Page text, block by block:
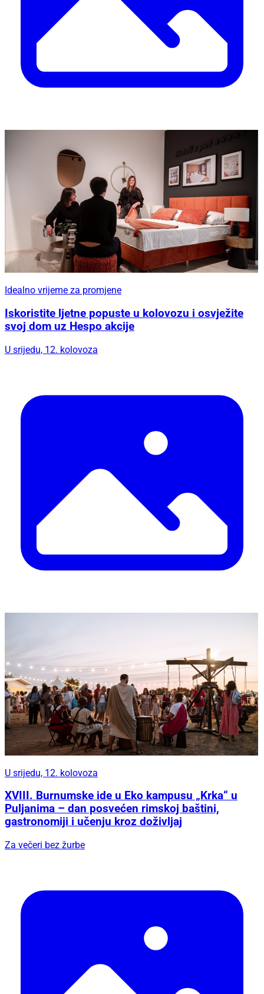
Idealno vrijeme za promjene
Iskoristite ljetne popuste u kolovozu i osvježite
svoj dom uz Hespo akcije
U srijedu, 12. kolovoza
U srijedu, 12. kolovoza
XVIII. Burnumske ide u Eko kampusu „Krka“ u
Puljanima – dan posvećen rimskoj baštini,
gastronomiji i učenju kroz doživljaj
Za večeri bez žurbe